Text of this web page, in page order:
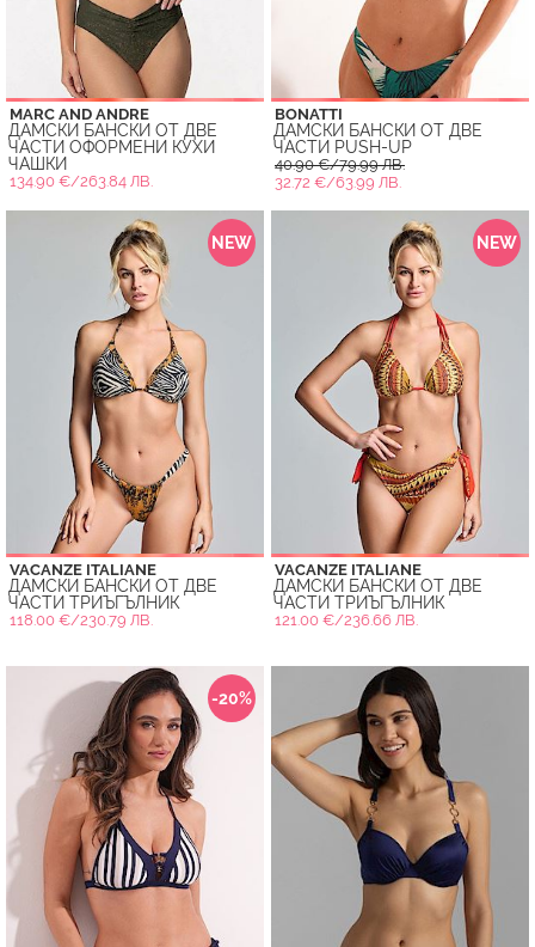
MARC AND ANDRE
ДАМСКИ БАНСКИ ОТ ДВЕ
ЧАСТИ ОФОРМЕНИ КУХИ
ЧАШКИ
134.90 €/263.84 ЛВ.
BONATTI
ДАМСКИ БАНСКИ ОТ ДВЕ
ЧАСТИ PUSH-UP
40.90 €/79.99 ЛВ.
32.72 €/63.99 ЛВ.
NEW
VACANZE ITALIANE
ДАМСКИ БАНСКИ ОТ ДВЕ
ЧАСТИ ТРИЪГЪЛНИК
118.00 €/230.79 ЛВ.
NEW
VACANZE ITALIANE
ДАМСКИ БАНСКИ ОТ ДВЕ
ЧАСТИ ТРИЪГЪЛНИК
121.00 €/236.66 ЛВ.
-20%